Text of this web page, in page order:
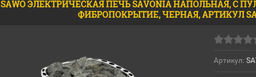
SAWO ЭЛЕКТРИЧЕСКАЯ ПЕЧЬ SAVONIA НАПОЛЬНАЯ, С
ФИБРОПОКРЫТИЕ, ЧЕРНАЯ, АРТИКУЛ
Артикул: